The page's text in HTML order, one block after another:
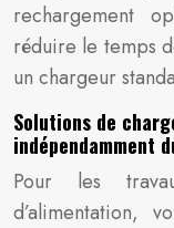
rechargement
réduire le temps
un chargeur
Solutions de
indépendamment
Pour les
d’alimentation,